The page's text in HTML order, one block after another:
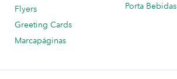
Flyers
Greeting Cards
Marcapáginas
Porta Bebidas